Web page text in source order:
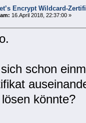
Encrypt Wildcard-
am: 16.April 2018, 22:37:00 »
schon
könnte?